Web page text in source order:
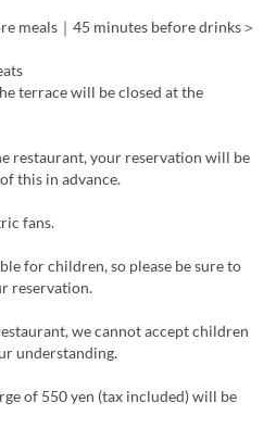
meals｜45 minutes before drinks＞
terrace will be closed at the
restaurant, your reservation will be
this in advance.
fans.
for children, so please be sure to
reservation.
we cannot accept children
understanding.
of 550 yen (tax included) will be